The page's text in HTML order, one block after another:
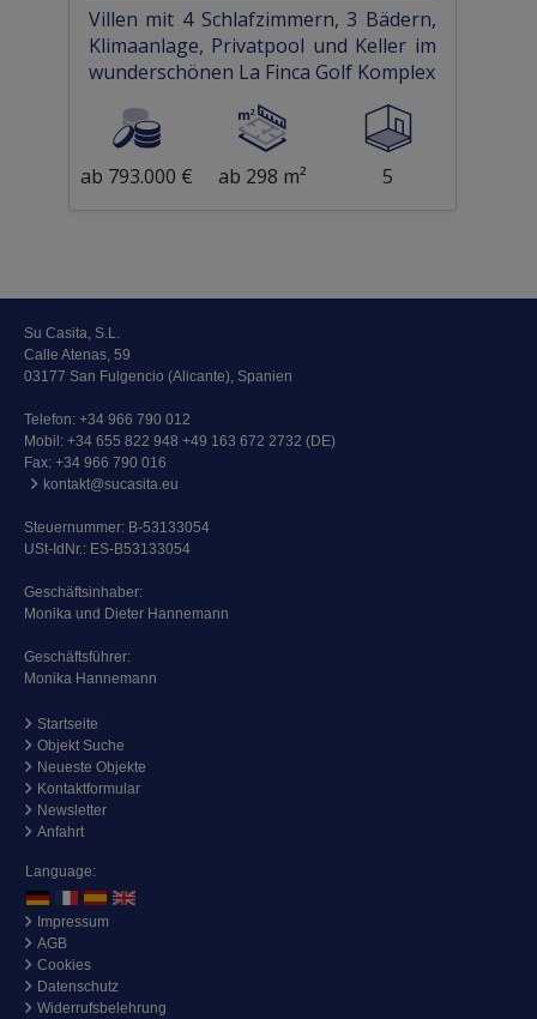
Villen mit 4 Schlafzimmern, 3 Bädern,
Klimaanlage, Privatpool und Keller im
wunderschönen La Finca Golf Komplex
ab 793.000 € ab 298 m² 5
Su Casita, S.L.
Calle Atenas, 59
03177 San Fulgencio (Alicante), Spanien
Telefon: +34 966 790 012
Mobil: +34 655 822 948 +49 163 672 2732 (DE)
Fax: +34 966 790 016
kontakt@sucasita.eu
Steuernummer: B-53133054
USt-IdNr.: ES-B53133054
Geschäftsinhaber:
Monika und Dieter Hannemann
Geschäftsführer:
Monika Hannemann
Startseite
Objekt Suche
Neueste Objekte
Kontaktformular
Newsletter
Anfahrt
Language:
Impressum
AGB
Cookies
Datenschutz
Widerrufsbelehrung